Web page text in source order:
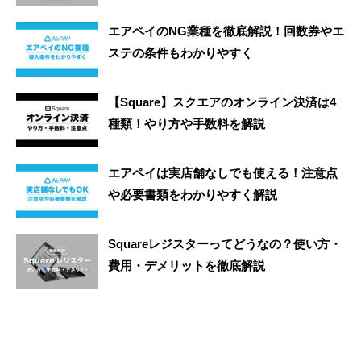
エアペイのNG業種を徹底解説！回数券やエ
ステの条件もわかりやすく
【Square】スクエアのオンライン決済は4
種類！やり方や手数料を解説
エアペイは実店舗なしでも使える！注意点
や必要書類をわかりやすく解説
Squareレジスターってどうなの？使い方・
費用・デメリットを徹底解説